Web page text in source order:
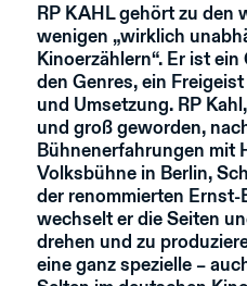
RP KAHL gehört zu den
wenigen „wirklich
Kinoerzählern“. Er ist
den Genres, ein
und Umsetzung. RP
und groß geworden,
Bühnenerfahrungen mit
Volksbühne in Berlin,
der renommierten
wechselt er die Seiten
drehen und zu
eine ganz spezielle –